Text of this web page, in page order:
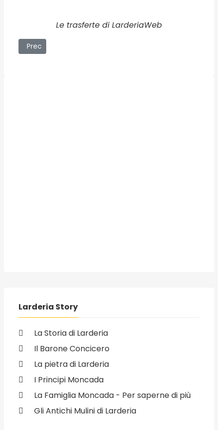
Le trasferte di LarderiaWeb
Articolo precedente: San Vito Lo Capo (TP) - Cous Cous
Prec
Larderia Story
La Storia di Larderia
Il Barone Concicero
La pietra di Larderia
I Principi Moncada
La Famiglia Moncada - Per saperne di più
Gli Antichi Mulini di Larderia